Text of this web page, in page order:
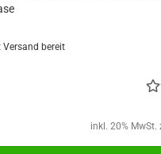
Versand bereit
inkl. 20% MwSt.